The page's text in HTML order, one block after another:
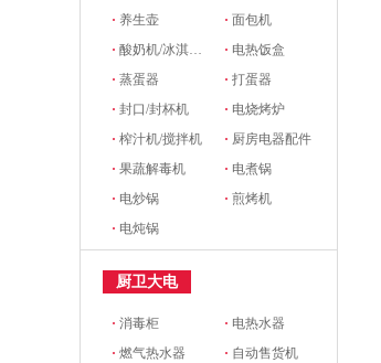
· 养生壶 ·面包机
·酸奶机/冰淇淋机 · 电热饭盒
·蒸蛋器 ·打蛋器
·封口/封杯机 · 电烧烤炉
·榨汁机/搅拌机 · 厨房电器配件
·果蔬解毒机 · 电煮锅
· 电炒锅 ·煎烤机
· 电炖锅
厨卫大电
·消毒柜 · 电热水器
·燃气热水器 · 自动售货机